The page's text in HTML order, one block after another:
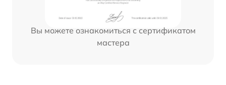
Вы можете ознакомиться с сертификатом
мастера